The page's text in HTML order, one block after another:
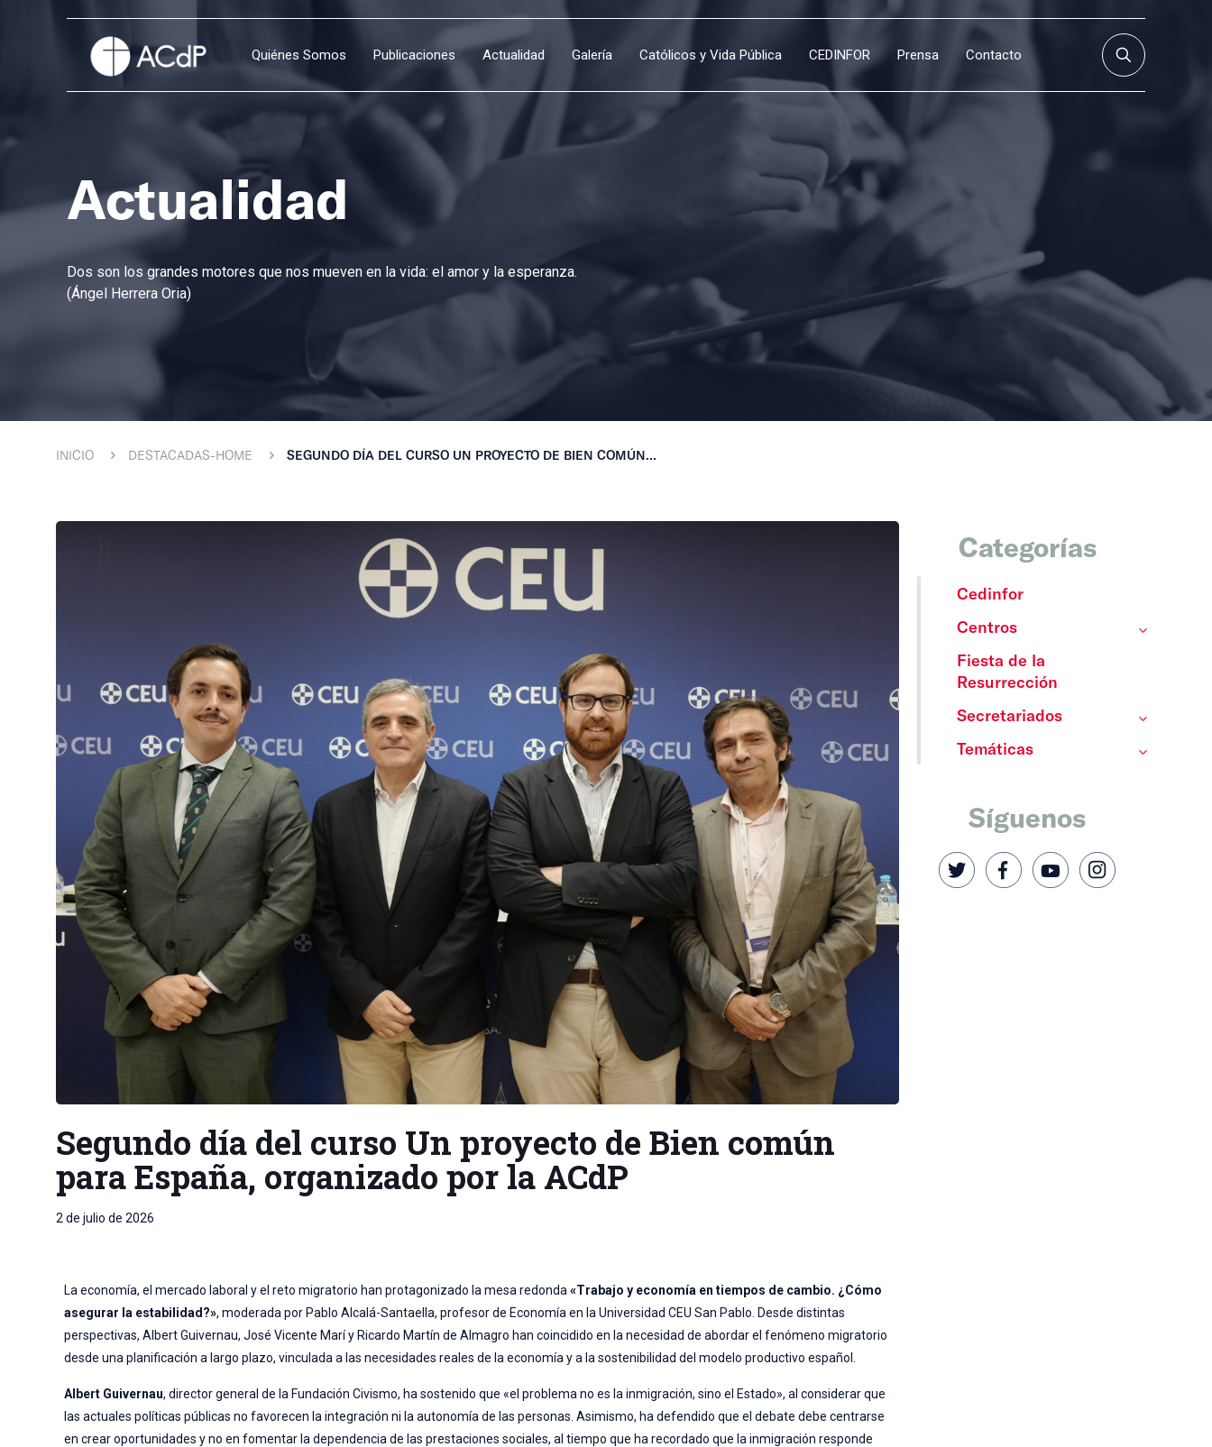
Quiénes Somos Publicaciones Actualidad Galería Católicos y Vida Pública CEDINFOR Prensa Contacto
Actualidad
Dos son los grandes motores que nos mueven en la vida: el amor y la esperanza.
(Ángel Herrera Oria)
INICIO DESTACADAS-HOME SEGUNDO DÍA DEL CURSO UN PROYECTO DE BIEN COMÚN...
Segundo día del curso Un proyecto de Bien común
para España, organizado por la ACdP
2 de julio de 2026
La economía, el mercado laboral y el reto migratorio han protagonizado la mesa redonda«Trabajo y economía en tiempos de cambio. ¿Cómo
asegurar la estabilidad?», moderada por Pablo Alcalá-Santaella, profesor de Economía en la Universidad CEU San Pablo. Desde distintas
perspectivas, Albert Guivernau, José Vicente Marí y Ricardo Martín de Almagro han coincidido en la necesidad de abordar el fenómeno migratorio
desde una planificación a largo plazo, vinculada a las necesidades reales de la economía y a la sostenibilidad del modelo productivo español.
Albert Guivernau, director general de la Fundación Civismo, ha sostenido que «el problema no es la inmigración, sino el Estado», al considerar que
las actuales políticas públicas no favorecen la integración ni la autonomía de las personas. Asimismo, ha defendido que el debate debe centrarse
en crear oportunidades y no en fomentar la dependencia de las prestaciones sociales, al tiempo que ha recordado que la inmigración responde
Categorías
Cedinfor
Centros
Fiesta de la
Resurrección
Secretariados
Temáticas
Síguenos